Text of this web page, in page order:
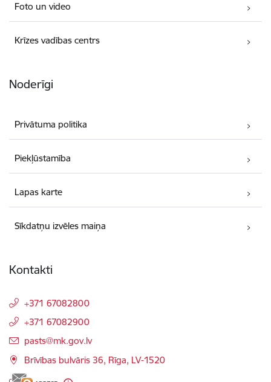
Foto un video
Krīzes vadības centrs
Noderīgi
Privātuma politika
Piekļūstamība
Lapas karte
Sīkdatņu izvēles maiņa
Kontakti
+371 67082800
+371 67082900
E-pasts:
pasts@mk.gov.lv
Brīvības bulvāris 36, Rīga, LV-1520